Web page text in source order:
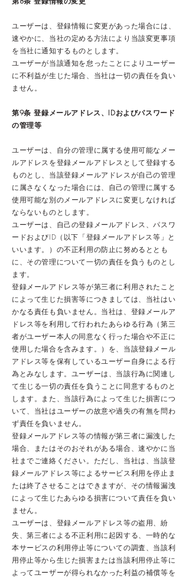
ユーザーは、登録情報に変更があった場合には、
速やかに、当社の定める方法により当該変更事項
を当社に通知するものとします。
ユーザーが当該通知を怠ったことによりユーザー
に不利益が生じた場合、当社は一切の責任を負い
ません。
第9条 登録メールアドレス、IDおよびパスワード
の管理等
ユーザーは、自分の管理に属する使用可能なメー
ルアドレスを登録メールアドレスとして登録する
ものとし、当該登録メールアドレスが自己の管理
に属さなくなった場合には、自己の管理に属する
使用可能な別のメールアドレスに変更しなければ
ならないものとします。
ユーザーは、自己の登録メールアドレス、パスワ
ードおよびID（以下「登録メールアドレス等」と
いいます。）の不正利用の防止に努めるととも
に、その管理について一切の責任を負うものとし
ます。
登録メールアドレス等が第三者に利用されたこと
によって生じた損害等につきましては、当社はい
かなる責任も負いません。当社は、登録メールア
ドレス等を利用して行われたあらゆる行為（第三
者がユーザー本人の同意なく行った場合や不正に
使用した場合を含みます。）を、当該登録メール
アドレス等を保有しているユーザー自身による行
為とみなします。ユーザーは、当該行為に関連し
て生じる一切の責任を負うことに同意するものと
します。また、当該行為によって生じた損害につ
いて、当社はユーザーの故意や過失の有無を問わ
ず責任を負いません。
登録メールアドレス等の情報が第三者に漏洩した
場合、またはそのおそれがある場合、速やかに当
社までご連絡ください。ただし、当社は、当該登
録メールアドレス等によるサービス利用を停止ま
たは終了させることはできますが、その情報漏洩
によって生じたあらゆる損害について責任を負い
ません。
ユーザーは、登録メールアドレス等の盗用、紛
失、第三者による不正利用に起因する、一時的な
本サービスの利用停止等についての調査、当該利
用停止等から生じた損害または当該利用停止等に
よってユーザーが得られなかった利益の補償等を